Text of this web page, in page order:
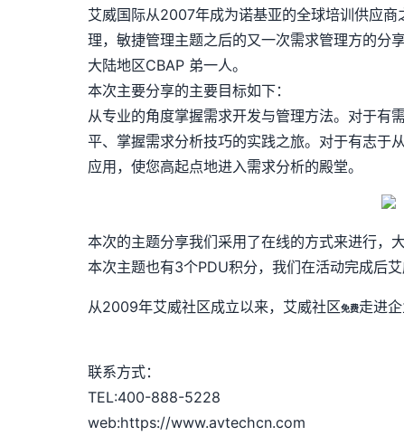
艾威国际从2007年成为诺基亚的全球培训供应
理，敏捷管理主题之后的又一次需求管理方的分
大陆地区CBAP 弟一人。
本次主要分享的主要目标如下：
从专业的角度掌握需求开发与管理方法。对于有
平、掌握需求分析技巧的实践之旅。对于有志于
应用，使您高起点地进入需求分析的殿堂。
本次的主题分享我们采用了在线的方式来进行，
本次主题也有3个PDU积分，我们在活动完成后
从2009年艾威社区成立以来，艾威社区免费走进
联系方式：
TEL:400-888-5228
web:https://www.avtechcn.com